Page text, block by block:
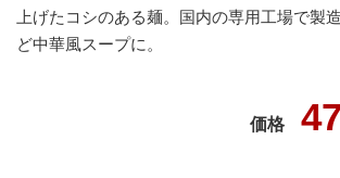
上げたコシのある麺。国内の専用工場で製
ど中華風スープに。
価格